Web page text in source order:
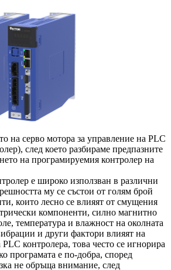
на серво мотора за управление на PLC
след което разбираме предпазните
на програмируемия контролер на
е широко използван в различни
му се състои от голям брой
които лесно се влияят от смущения
компоненти, силно магнитно
температура и влажност на околната
и други фактори влияят на
контролера, това често се игнорира
програмата е по-добра, според
не обръща внимание, след